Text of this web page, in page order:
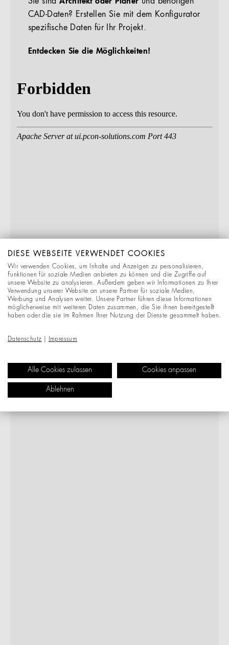
CAD-Daten? Erstellen Sie mit dem Konfigurator
spezifische Daten für Ihr Projekt.
Entdecken Sie die Möglichkeiten!
DIESE WEBSEITE VERWENDET COOKIES
Wir verwenden Cookies, um Inhalte und Anzeigen zu personalisieren,
Funktionen für soziale Medien anbieten zu können und die Zugriffe auf
unsere Website zu analysieren. Außerdem geben wir Informationen zu Ihrer
Verwendung unserer Website an unsere Partner für soziale Medien,
Werbung und Analysen weiter. Unsere Partner führen diese Informationen
möglicherweise mit weiteren Daten zusammen, die Sie ihnen bereitgestellt
haben oder die sie im Rahmen Ihrer Nutzung der Dienste gesammelt haben.
Datenschutz Impressum
Alle Cookies zulassen Cookies anpassen
Ablehnen